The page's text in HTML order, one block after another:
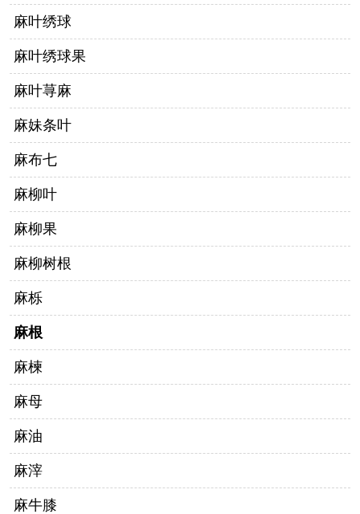
麻叶绣球
麻叶绣球果
麻叶荨麻
麻妹条叶
麻布七
麻柳叶
麻柳果
麻柳树根
麻栎
麻根
麻楝
麻母
麻油
麻滓
麻牛膝